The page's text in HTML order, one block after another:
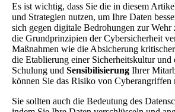
Es ist wichtig, dass Sie die in diesem
und Strategien nutzen, um Ihre Daten
sich gegen digitale Bedrohungen zur Wehr
die Grundprinzipien der Cybersicherheit
Maßnahmen wie die Absicherung
die Etablierung einer Sicherheitskultur und
Schulung und Sensibilisierung Ihrer
können Sie das Risiko von Cyberangriffen
Sie sollten auch die Bedeutung des